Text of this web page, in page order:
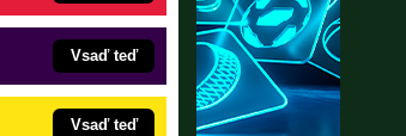
Vsaď teď
Vsaď teď